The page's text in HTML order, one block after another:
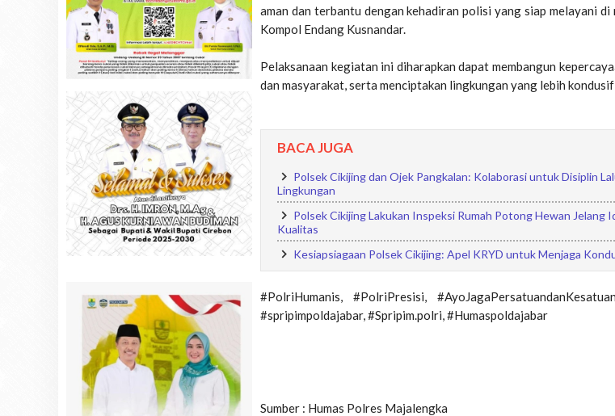
aman dan terbantu dengan kehadiran polisi yang siap melayani di
Kompol Endang Kusnandar.
Pelaksanaan kegiatan ini diharapkan dapat membangun
dan masyarakat, serta menciptakan lingkungan yang lebih
BACA JUGA
Polsek Cikijing dan Ojek Pangkalan: Kolaborasi untuk Disiplin
Lingkungan
Polsek Cikijing Lakukan Inspeksi Rumah Potong Hewan Jelang
Kualitas
Kesiapsiagaan Polsek Cikijing: Apel KRYD untuk Menjaga
#PolriHumanis, #PolriPresisi,
#spripimpoldajabar, #Spripim.polri, #Humaspoldajabar
Sumber : Humas Polres Majalengka